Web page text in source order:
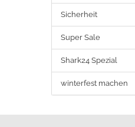
Sicherheit
Super Sale
Shark24 Spezial
winterfest machen